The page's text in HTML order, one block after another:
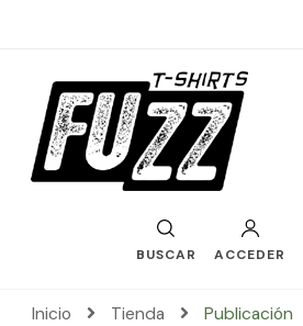
BUSCAR ACCEDER
Inicio Tienda Publicación